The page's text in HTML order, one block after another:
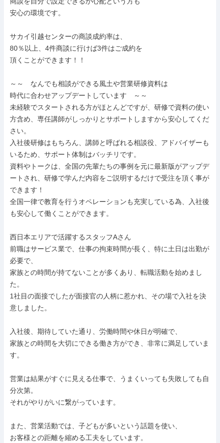
安心の環境です。
サカイ引越センターの商談成約率は、
80％以上、4件商談に行けば3件はご成約を
頂くことができます！！
～～　なんでも相談ができる風土や営業研修資料は
時代に合わせアップデートしています　～～
未経験でスタートされる方がほとんどですが、研修で資料の使い
方含め、専任講師がしっかりとサポートしますから安心してくだ
さい。
入社後研修はもちろん、講師と呼ばれる相談役、アドバイザーも
いるため、サポート体制はバッチリです。
資料やトークは、全国の先輩たちの事例を元に最新版がアップデ
ートされ、研修で学んだ内容をご説明するだけで受注を頂く事が
できます！
全国一律で教育を行うオペレーションも充実している為、入社後
も安心して働くことができます。
西日本エリアで活躍するスタッフAさん
前職はサービス業で、仕事の拘束時間が長く、特に土日は出勤が
必要で、
家族との時間が持てないことが多くあり、転職活動を始めまし
た。
1社目の面接でしたが面接官の人柄に惹かれ、その場で入社を決
意しました。
入社後、期待していた通り、労働時間や休日が明確で、
家族との時間を大切にできる働き方ができ、非常に満足していま
す。
営業は結果がすぐに見える仕事で、うまくいっても失敗しても自
分次第。
それがやりがいに繋がっています。
また、営業活動では、子どもが多いという話題を使い、
お客様との距離を縮める工夫をしています。